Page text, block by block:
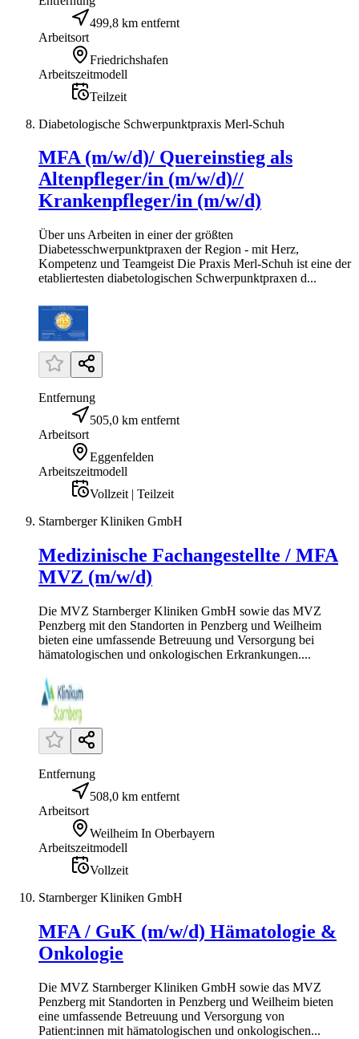
499,8 km entfernt
Arbeitsort
Friedrichshafen
Arbeitszeitmodell
Teilzeit
Diabetologische Schwerpunktpraxis Merl-Schuh
MFA (m/w/d)/ Quereinstieg als
Altenpfleger/in (m/w/d)//
Krankenpfleger/in (m/w/d)
Über uns Arbeiten in einer der größten
Diabetesschwerpunktpraxen der Region - mit Herz,
Kompetenz und Teamgeist Die Praxis Merl-Schuh ist eine der
etabliertesten diabetologischen Schwerpunktpraxen d...
Entfernung
505,0 km entfernt
Arbeitsort
Eggenfelden
Arbeitszeitmodell
Vollzeit | Teilzeit
Starnberger Kliniken GmbH
Medizinische Fachangestellte / MFA
MVZ (m/w/d)
Die MVZ Starnberger Kliniken GmbH sowie das MVZ
Penzberg mit den Standorten in Penzberg und Weilheim
bieten eine umfassende Betreuung und Versorgung bei
hämatologischen und onkologischen Erkrankungen....
Entfernung
508,0 km entfernt
Arbeitsort
Weilheim In Oberbayern
Arbeitszeitmodell
Vollzeit
Starnberger Kliniken GmbH
MFA / GuK (m/w/d) Hämatologie &
Onkologie
Die MVZ Starnberger Kliniken GmbH sowie das MVZ
Penzberg mit Standorten in Penzberg und Weilheim bieten
eine umfassende Betreuung und Versorgung von
Patient:innen mit hämatologischen und onkologischen...